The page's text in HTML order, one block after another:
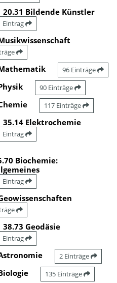
20.31 Bildende Künstler
Eintrag
96 Einträge
90 Einträge
117 Einträge
35.14 Elektrochemie
Eintrag
Biochemie:
Eintrag
38.73 Geodäsie
Eintrag
2 Einträge
135 Einträge